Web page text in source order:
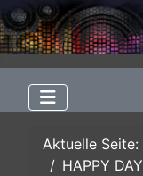
Aktuelle Seite:
HAPPY DAY